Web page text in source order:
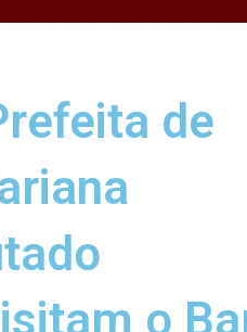
de
o